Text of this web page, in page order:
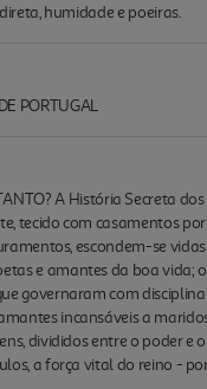
humidade e poeiras.
PORTUGAL
A História Secreta
tecido com casamentos
escondem-se
e amantes da boa vida;
governaram com
incansáveis a
divididos entre o poder
a força vital do reino -